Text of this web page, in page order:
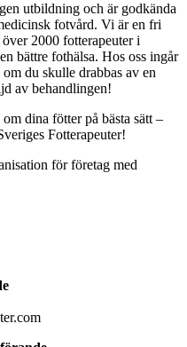
utbildning och är godkända
fotvård. Vi är en fri
2000 fotterapeuter i
bättre fothälsa. Hos oss ingår
du skulle drabbas av en
av behandlingen!
dina fötter på bästa sätt –
Fotterapeuter!
för företag med